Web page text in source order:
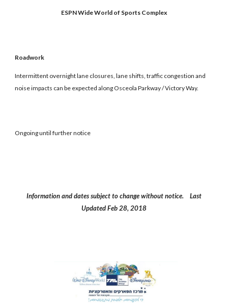
ESPN Wide World of Sports Complex
Roadwork
Intermittent overnight lane closures, lane shifts, traffic congestion and
noise impacts can be expected along Osceola Parkway / Victory Way.
Ongoing until further notice
Information and dates subject to change without notice. Last
Updated Feb 28, 2018